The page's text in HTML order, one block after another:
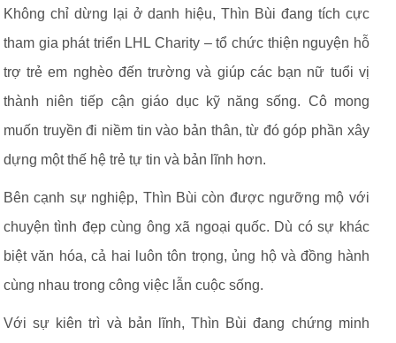
Không chỉ dừng lại ở danh hiệu, Thìn Bùi đang tích cực
tham gia phát triển LHL Charity – tổ chức thiện nguyện hỗ
trợ trẻ em nghèo đến trường và giúp các bạn nữ tuổi vị
thành niên tiếp cận giáo dục kỹ năng sống. Cô mong
muốn truyền đi niềm tin vào bản thân, từ đó góp phần xây
dựng một thế hệ trẻ tự tin và bản lĩnh hơn.
Bên cạnh sự nghiệp, Thìn Bùi còn được ngưỡng mộ với
chuyện tình đẹp cùng ông xã ngoại quốc. Dù có sự khác
biệt văn hóa, cả hai luôn tôn trọng, ủng hộ và đồng hành
cùng nhau trong công việc lẫn cuộc sống.
Với sự kiên trì và bản lĩnh, Thìn Bùi đang chứng minh